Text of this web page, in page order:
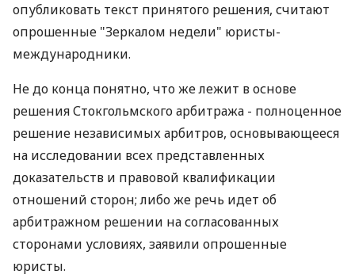
опубликовать текст принятого решения, считают
опрошенные "Зеркалом недели" юристы-
международники.
Не до конца понятно, что же лежит в основе
решения Стокгольмского арбитража - полноценное
решение независимых арбитров, основывающееся
на исследовании всех представленных
доказательств и правовой квалификации
отношений сторон; либо же речь идет об
арбитражном решении на согласованных
сторонами условиях, заявили опрошенные
юристы.